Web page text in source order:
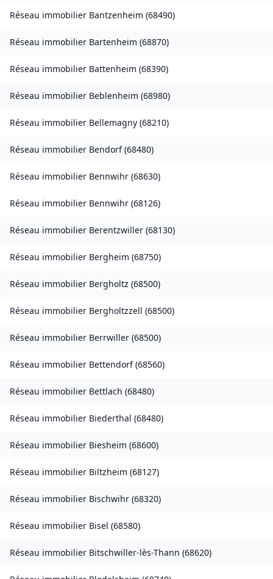
Réseau immobilier Bantzenheim (68490)
Réseau immobilier Bartenheim (68870)
Réseau immobilier Battenheim (68390)
Réseau immobilier Beblenheim (68980)
Réseau immobilier Bellemagny (68210)
Réseau immobilier Bendorf(68480)
Réseau immobilier Bennwihr (68630)
Réseau immobilier Bennwihr (68126)
Réseau immobilier Berentzwiller (68130)
Réseau immobilier Bergheim (68750)
Réseau immobilier Bergholtz (68500)
Réseau immobilier Bergholtzzell (68500)
Réseau immobilier Berrwiller (68500)
Réseau immobilier Bettendorf(68560)
Réseau immobilier Bettlach (68480)
Réseau immobilier Biederthal (68480)
Réseau immobilier Biesheim (68600)
Réseau immobilier Biltzheim (68127)
Réseau immobilier Bischwihr (68320)
Réseau immobilier Bisel (68580)
Réseau immobilier Bitschwiller-lès-Thann (68620)